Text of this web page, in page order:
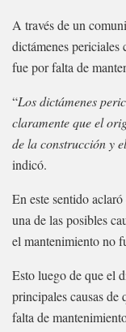
A través de un
dictámenes
fue por falta de
“Los dictámenes
claramente que el
de la construcción y
indicó.
En este sentido
una de las posibles
el mantenimiento no
Esto luego de que el
principales causas de
falta de